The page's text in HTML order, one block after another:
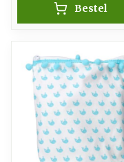
Bestel